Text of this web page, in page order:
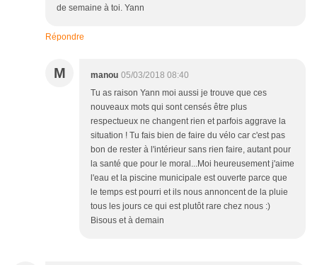
de semaine à toi. Yann
Répondre
M manou 05/03/2018 08:40
Tu as raison Yann moi aussi je trouve que ces
nouveaux mots qui sont censés être plus
respectueux ne changent rien et parfois aggrave la
situation ! Tu fais bien de faire du vélo car c'est pas
bon de rester à l'intérieur sans rien faire, autant pour
la santé que pour le moral...Moi heureusement j'aime
l'eau et la piscine municipale est ouverte parce que
le temps est pourri et ils nous annoncent de la pluie
tous les jours ce qui est plutôt rare chez nous :)
Bisous et à demain